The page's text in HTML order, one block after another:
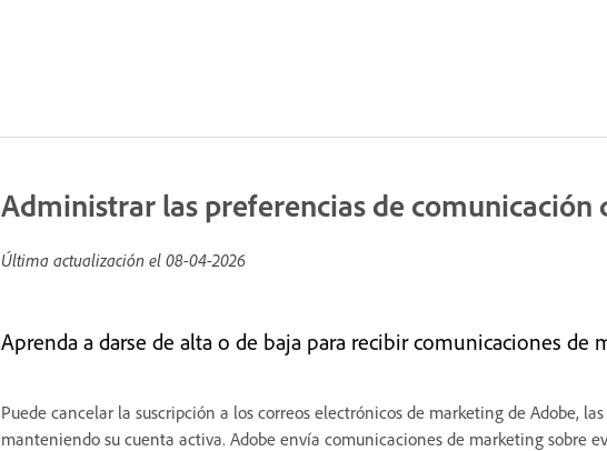
Administrar las preferencias de comunicación
Última actualización el 08-04-2026
Aprenda a darse de alta o de baja para recibir comunicaciones de
Puede cancelar la suscripción a los correos electrónicos de marketing de Adobe,
manteniendo su cuenta activa. Adobe envía comunicaciones de marketing sobre